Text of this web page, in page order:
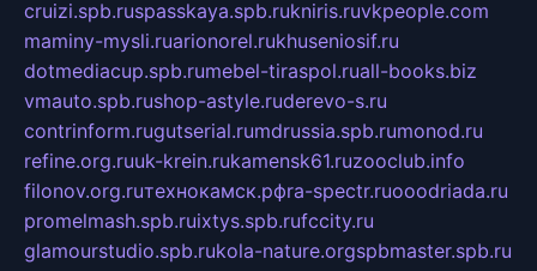
cruizi.spb.ruspasskaya.spb.rukniris.ruvkpeople.com
maminy-mysli.ruarionorel.rukhuseniosif.ru
dotmediacup.spb.rumebel-tiraspol.ruall-books.biz
vmauto.spb.rushop-astyle.ruderevo-s.ru
contrinform.rugutserial.rumdrussia.spb.rumonod.ru
refine.org.ruuk-krein.rukamensk61.ruzooclub.info
filonov.org.ruтехнокамск.рфra-spectr.ruooodriada.ru
promelmash.spb.ruixtys.spb.rufccity.ru
glamourstudio.spb.rukola-nature.orgspbmaster.spb.ru